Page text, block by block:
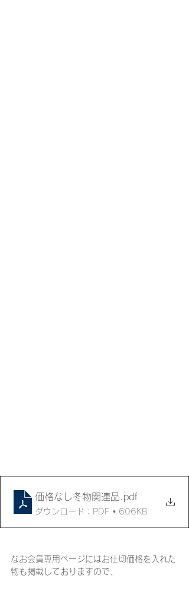
価格なし冬物関連品 .pdf
ダウンロード：PDF • 606KB
なお会員専用ページにはお仕切価格を入れた
物も掲載しておりますので、